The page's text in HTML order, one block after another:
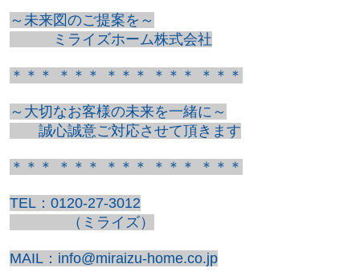
～未来図のご提案を～
ミライズホーム株式会社
＊＊＊ ＊＊＊ ＊＊＊ ＊＊＊ ＊＊＊
～大切なお客様の未来を一緒に～
誠心誠意ご対応させて頂きます
＊＊＊ ＊＊＊ ＊＊＊ ＊＊＊ ＊＊＊
TEL：0120-27-3012
（ミライズ）
MAIL：info@miraizu-home.co.jp